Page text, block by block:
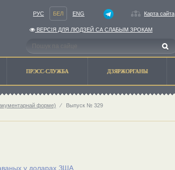
РУС БЕЛ ENG Карта сайта
ВЕРСIЯ ДЛЯ ЛЮДЗЕЙ СА СЛАБЫМ ЗРОКАМ
ПРЭСС-СЛУЖБА ДЗЯРЖОРГАНЫ
форме) ⁄ Выпуск № 329
у доларах ЗША